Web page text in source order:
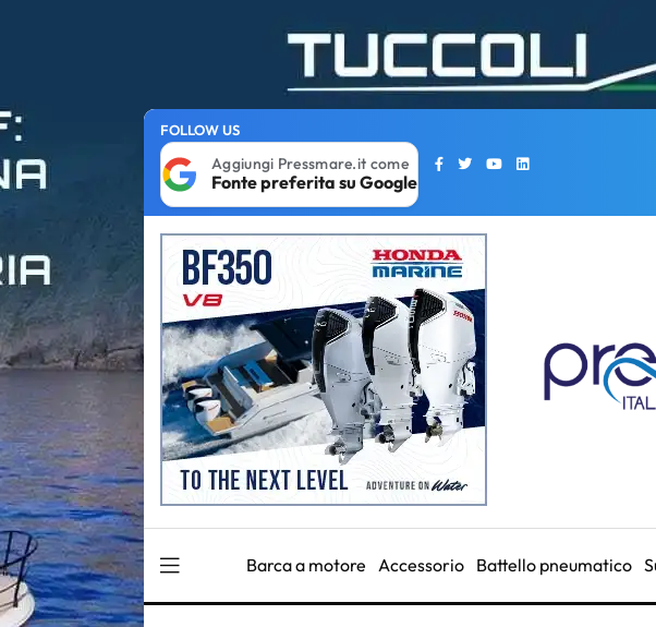
FOLLOW US
Aggiungi Pressmare.it come
Fonte preferita su Google
Barca a motore Accessorio Battello pneumatico